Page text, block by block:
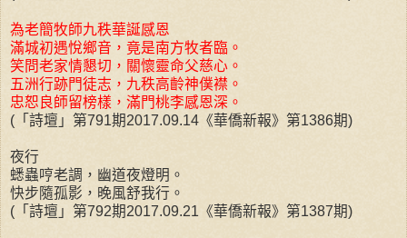
為老簡牧師九秩華誕感恩
滿城初遇悅鄉音，竟是南方牧者臨。
笑問老家情懇切，關懷靈命父慈心。
五洲行跡門徒志，九秩高齡神僕襟。
忠恕良師留榜樣，滿門桃李感恩深。
(「詩壇」第791期2017.09.14《華僑新報》第1386期)
夜行
蟋蟲哼老調，幽道夜燈明。
快步隨孤影，晚風舒我行。
(「詩壇」第792期2017.09.21《華僑新報》第1387期)